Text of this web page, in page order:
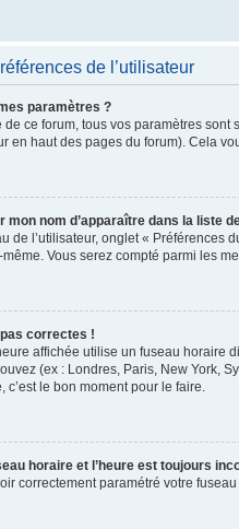
de l’utilisateur
paramètres ?
de ce forum, tous vos paramètres
en haut des pages du forum). Cela
mon nom d’apparaître dans la liste
de l’utilisateur, onglet « Préférences
Vous serez compté parmi les
correctes !
affichée utilise un fuseau
(ex : Londres, Paris, New York,
c’est le bon moment pour le faire.
horaire et l’heure est toujours
correctement paramétré votre